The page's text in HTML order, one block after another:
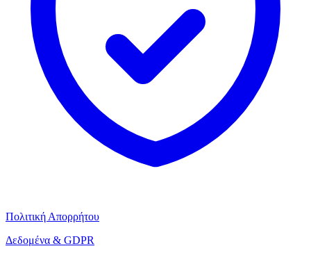
Πολιτική Απορρήτου
Δεδομένα & GDPR